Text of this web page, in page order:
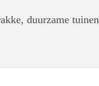
duurzame tuinen